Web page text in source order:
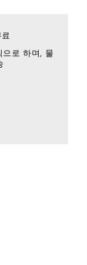
로 하며, 물